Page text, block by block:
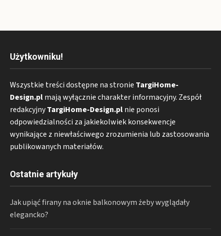
Użytkowniku!
Wszystkie treści dostępne na stronie TargiHome-
Design.plmają wyłącznie charakter informacyjny. Zespół
redakcyjnyTargiHome-Design.plnie ponosi
odpowiedzialności za jakiekolwiek konsekwencje
wynikające z niewłaściwego zrozumienia lub zastosowania
publikowanych materiałów.
Ostatnie artykuły
Jak upiąć firany na oknie balkonowym żeby wyglądały
elegancko?